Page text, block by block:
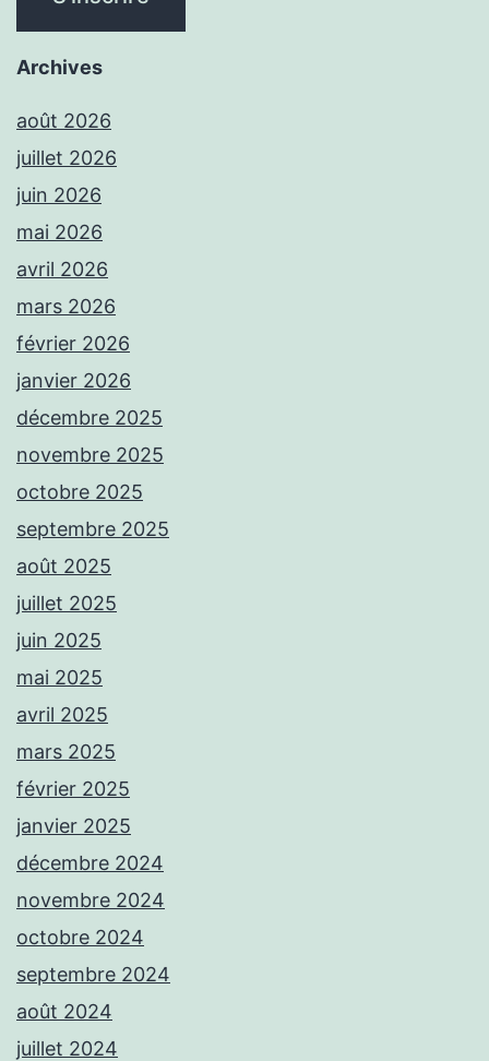
Archives
août 2026
juillet 2026
juin 2026
mai 2026
avril 2026
mars 2026
février 2026
janvier 2026
décembre 2025
novembre 2025
octobre 2025
septembre 2025
août 2025
juillet 2025
juin 2025
mai 2025
avril 2025
mars 2025
février 2025
janvier 2025
décembre 2024
novembre 2024
octobre 2024
septembre 2024
août 2024
juillet 2024